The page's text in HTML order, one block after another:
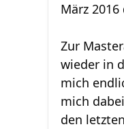
März
Zur
wieder in
mich
mich
den